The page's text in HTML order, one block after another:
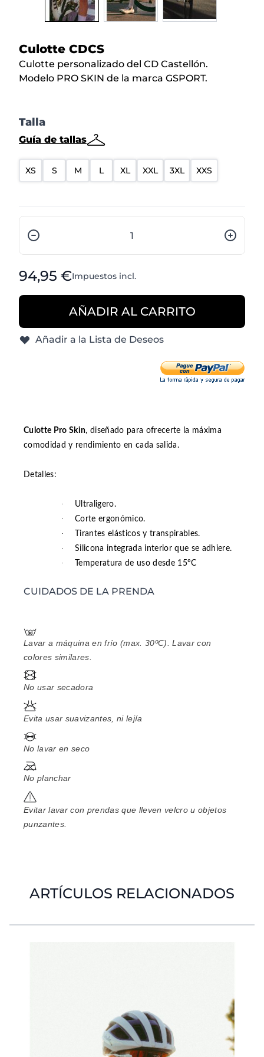
Culotte CDCS
Culotte personalizado del CD Castellón.
Modelo PRO SKIN de la marca GSPORT.
Talla
Guía de tallas
XS S M L XL XXL 3XL XXS
Cantidad
Desde:
94,95 €Impuestos incl.
AÑADIR AL CARRITO
Añadir a la Lista de Deseos
Culotte Pro Skin, diseñado para ofrecerte la máxima
comodidad y rendimiento en cada salida.
Detalles:
· Ultraligero.
· Corte ergonómico.
· Tirantes elásticos y transpirables.
· Silicona integrada interior que se adhiere.
· Temperatura de uso desde 15ºC
CUIDADOS DE LA PRENDA
Lavar a máquina en frío (max. 30ºC). Lavar con
colores similares.
No usar secadora
Evita usar suavizantes, ni lejía
No lavar en seco
No planchar
Evitar lavar con prendas que lleven velcro u objetos
punzantes.
ARTÍCULOS RELACIONADOS